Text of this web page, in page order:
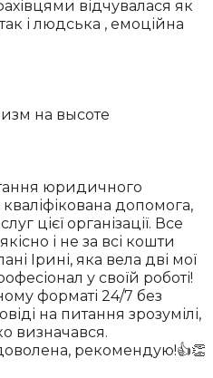
відчувалася як
і людська , емоційна
на высоте
юридичного
кваліфікована допомога,
цієї організації. Все
і не за всі кошти
Ірині, яка вела дві мої
у своїй роботі!
форматі 24/7 без
на питання зрозумілі,
визначався.
рекомендую!👍👏